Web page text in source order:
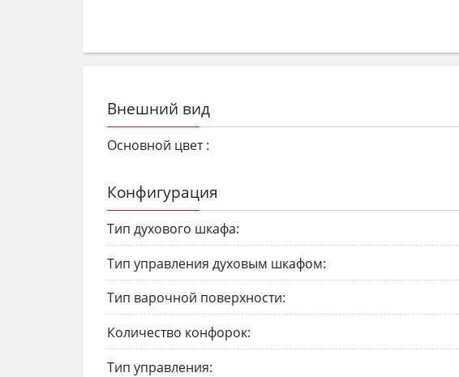
Внешний вид
Основной цвет :
Конфигурация
Тип духового шкафа:
Тип управления духовым шкафом:
Тип варочной поверхности:
Количество конфорок:
Тип управления: